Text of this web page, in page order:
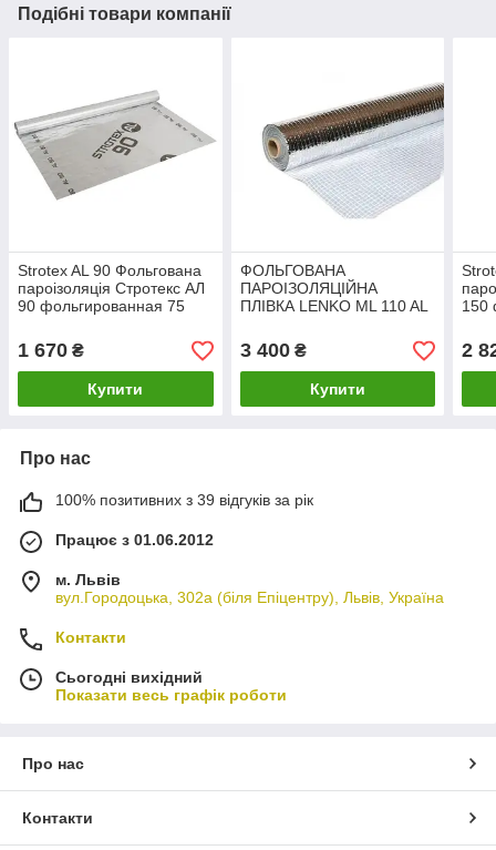
Подібні товари компанії
Strotex AL 90 Фольгована
пароізоляція Стротекс АЛ
90 фольгированная 75
1 670 ₴
Купити
ФОЛЬГОВАНА
ПАРОІЗОЛЯЦІЙНА
ПЛІВКА LENKO ML 110 AL
3 400₴
Купити
150
2
Про нас
100% позитивних з 39 відгуків за рік
Працює з 01.06.2012
м. Львів
вул.Городоцька, 302а (біля Епіцентру), Львів, Україна
Контакти
Сьогодні вихідний
Показати весь графік роботи
Про нас
Контакти